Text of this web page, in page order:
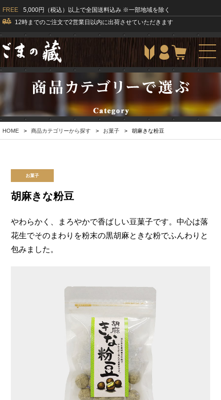
FREE 5,000円（税込）以上で全国送料込み ※一部地域を除く
12時までのご注文で2営業日以内に出荷させていただきます
HOME > 商品カテゴリーから探す > お菓子 > 胡麻きな粉豆
お菓子
胡麻きな粉豆
やわらかく、まろやかで香ばしい豆菓子です。中心は落
花生でそのまわりを粉末の黒胡麻ときな粉でふんわりと
包みました。